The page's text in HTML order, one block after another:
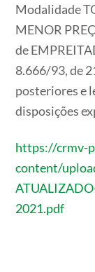
Modalidade
MENOR
de
8.666/93, de
posteriores e
disposições
https://crmv-
content/
2021.pdf